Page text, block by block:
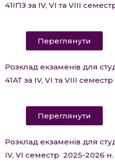
41ІПЗ за IV, VI та VIII
Переглянути
Розклад екзаменів для
41АТ за IV, VI та VIII
Переглянути
Розклад екзаменів для
IV, VI семестр 2025-2026 н.